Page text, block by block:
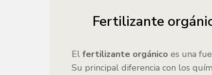
Fertilizante
El fertilizante orgánico es una
Su principal diferencia con los